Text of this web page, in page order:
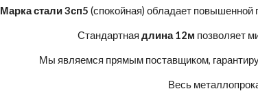
Марка стали 3сп5 (спокойная) обладает повышенной
Стандартная длина 12м позволяет
Мы являемся прямым поставщиком,
Весь